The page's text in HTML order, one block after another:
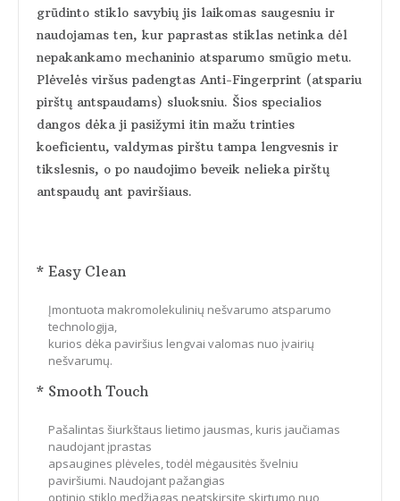
grūdinto stiklo savybių jis laikomas saugesniu ir
naudojamas ten, kur paprastas stiklas netinka dėl
nepakankamo mechaninio atsparumo smūgio metu.
Plėvelės viršus padengtas Anti-Fingerprint (atspariu
pirštų antspaudams) sluoksniu. Šios specialios
dangos dėka ji pasižymi itin mažu trinties
koeficientu, valdymas pirštu tampa lengvesnis ir
tikslesnis, o po naudojimo beveik nelieka pirštų
antspaudų ant paviršiaus.
* Easy Clean
Įmontuota makromolekulinių nešvarumo atsparumo
technologija,
kurios dėka paviršius lengvai valomas nuo įvairių
nešvarumų.
* Smooth Touch
Pašalintas šiurkštaus lietimo jausmas, kuris jaučiamas
naudojant įprastas
apsaugines plėveles, todėl mėgausitės švelniu
paviršiumi. Naudojant pažangias
optinio stiklo medžiagas neatskirsite skirtumo nuo